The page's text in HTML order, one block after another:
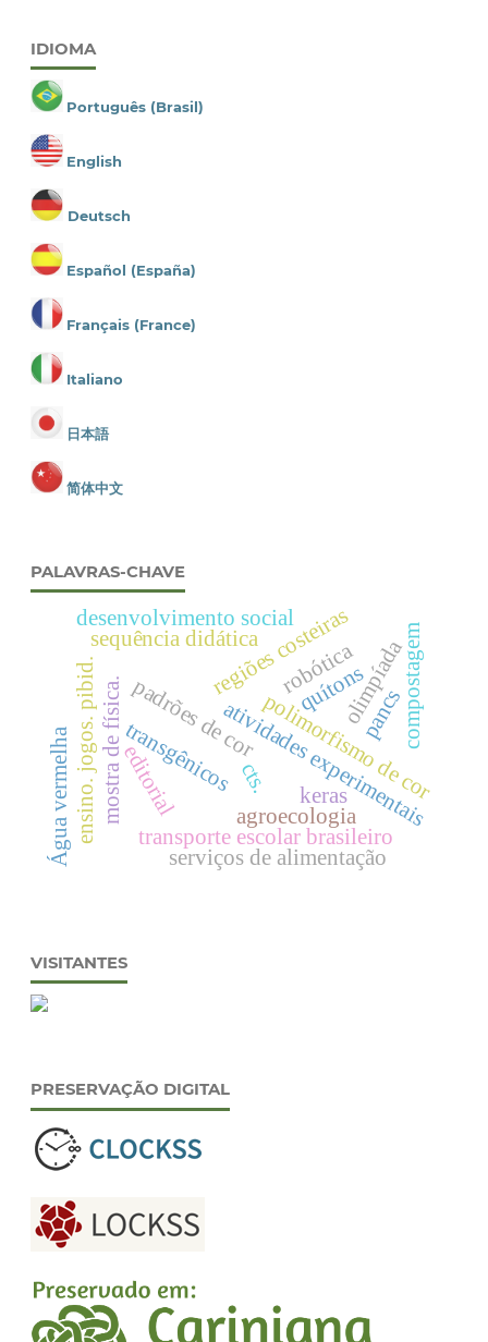
IDIOMA
Português (Brasil)
English
Deutsch
Español (España)
Français (France)
Italiano
日本語
简体中文
PALAVRAS-CHAVE
editorial
padrões de coratividades experimentais
mostra de física.
transporte escolar brasileiro
polimorfismo de cor
quítons
regiões costeirasolimpíada
robótica
keras
ensino. jogos. pibid.
sequência didática
transgênicoscts.
Água vermelha agroecologia
compostagem
desenvolvimento social
serviços de alimentação
pancs
VISITANTES
PRESERVAÇÃO DIGITAL